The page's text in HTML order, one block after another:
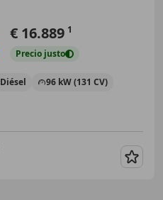
€ 16.889 1
Precio justo
Diésel 96 kW (131 CV)